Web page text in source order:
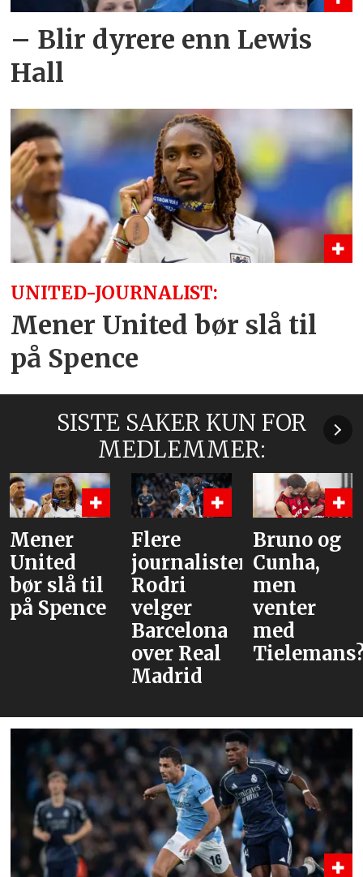
– Blir dyrere enn Lewis
Hall
UNITED-JOURNALIST:
Mener United bør slå til
på Spence
SISTE SAKER KUN FOR
MEDLEMMER:
Mener
United
bør slå til
på Spence
Flere
journalister:
Rodri
velger
Barcelona
over Real
Madrid
Bruno og
Cunha,
men
venter
med